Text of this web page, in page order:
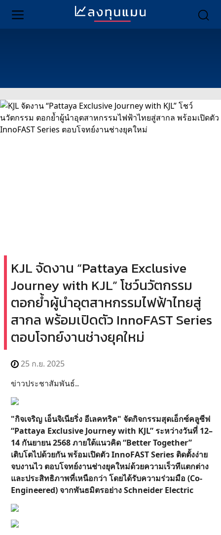
KJL จัดงาน “Pattaya Exclusive
Journey with KJL” โชว์นวัตกรรม
ตอกย้ำผู้นำอุตสาหกรรมไฟฟ้าไทยสู่
สากล พร้อมเปิดตัว InnoFAST Series
ตอบโจทย์งานช่างยุคใหม่
25 ก.ย. 2025
ข่าวประชาสัมพันธ์..
"กิจเจริญ เอ็นจิเนียริ่ง อีเลคทริค" จัดกิจกรรมสุดเอ็กซ์คลูซีฟ
“Pattaya Exclusive Journey with KJL” ระหว่างวันที่ 12–
14 กันยายน 2568 ภายใต้แนวคิด “Better Together”
เติบโตไปด้วยกัน พร้อมเปิดตัว InnoFAST Series ติดตั้งง่าย
จบงานไว ตอบโจทย์งานช่างยุคใหม่ด้วยความเร็วทีแตกต่าง
และประสิทธิภาพที่เหนือกว่า โดยได้รับความร่วมมือ (Co-
Engineered) จากพันธมิตรอย่าง Schneider Electric